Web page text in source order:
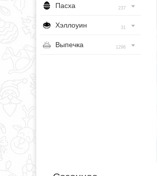
Пасха 237
Хэллоуин 31
Выпечка 1296